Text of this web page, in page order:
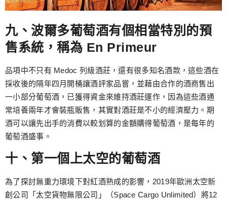
九、波爾多葡萄酒有個相當特別的預
售系統，稱為 En Primeur
品項中不只有 Medoc 列級酒莊，還有很多知名酒款，這些酒在
採收後的隔年四月開桶讓酒評家品嘗，並藉由合作的酒商售出
一小部分葡萄酒，已獲得資金來維持酒莊運作，因為這些酒通
常培養兩年才會裝瓶販售，其實對酒莊是不小的經濟壓力。期
酒可以讓先出手的消費以較划算的金額購得葡萄酒，是每年的
葡萄酒盛事。
十、第一個上太空的葡萄酒
為了探討無重力環境下對紅酒熟成的影響，2019年歐洲太空新
創公司「太空貨物無限公司」（Space Cargo Unlimited）將12